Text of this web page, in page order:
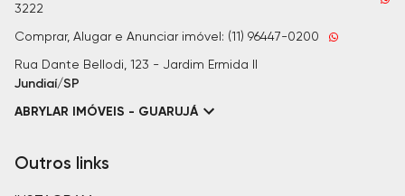
3222
Comprar, Alugar e Anunciar imóvel: (11) 96447-0200
Rua Dante Bellodi, 123 - Jardim Ermida II
Jundiaí/SP
ABRYLAR IMÓVEIS - GUARUJÁ
Outros links